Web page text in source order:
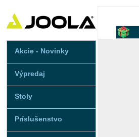
Akcie - Novinky
Výpredaj
Stoly
Príslušenstvo